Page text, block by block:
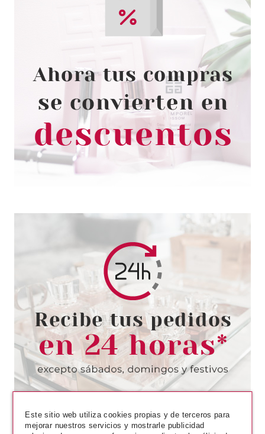
BABARIA
BABARIA AGUA MICELAR
DESMAQUILLANTE ROSA
MOSQUETA 400 ML
desde
2.74€
BLING POP
BLING POP MASCARILLA
FACIAL DE CARBÓN BURBUJAS
Pvr 2.50€
-38%
desde
1.55€
Este sitio web utiliza cookies propias y de terceros para
mejorar nuestros servicios y mostrarle publicidad